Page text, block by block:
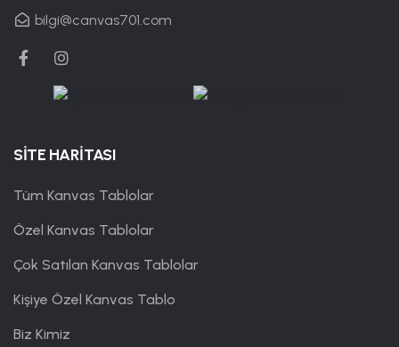
bilgi@canvas701.com
SİTE HARİTASI
Tüm Kanvas Tablolar
Özel Kanvas Tablolar
Çok Satılan Kanvas Tablolar
Kişiye Özel Kanvas Tablo
Biz Kimiz